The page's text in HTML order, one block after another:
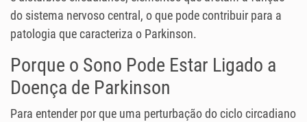
do sistema nervoso central, o que pode contribuir para a
patologia que caracteriza o Parkinson.
Porque o Sono Pode Estar Ligado a
Doença de Parkinson
Para entender por que uma perturbação do ciclo circadiano